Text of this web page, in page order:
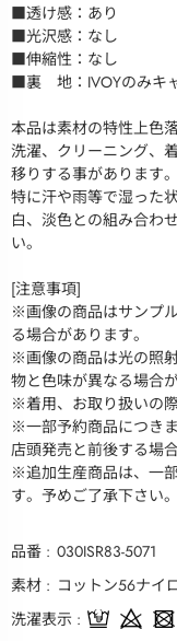
■透け感：あり
■光沢感：なし
■伸縮性：なし
■裏 地：IVOYのみキ
本品は素材の特性上色
洗濯、クリーニング、
移りする事があります。
特に汗や雨等で湿った
白、淡色との組み合わ
い。
[注意事項]
※画像の商品はサンプ
る場合があります。
※画像の商品は光の照
物と色味が異なる場合
※着用、お取り扱いの
※一部予約商品につき
店頭発売と前後する場
※追加生産商品は、一
す。予めご了承下さい。
品番
030ISR83-5071
素材
コットン56ナイ
洗濯表示